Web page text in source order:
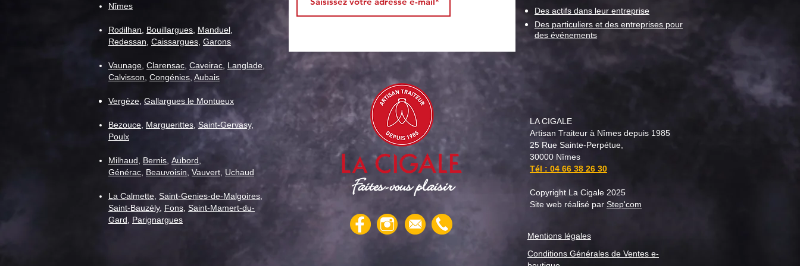
senior" pour la semaine du 11
senior" pour la semaine du 28
juillet
Nîmes
Rodilhan Bouillargues Manduel
Redessan Caissargues Garons
Vaunage Clarensac Caveirac Langlade
Calvisson Congénies Aubais
Vergèze Gallargues le Montueux
Bezouce Marguerittes Saint-Gervasy,
Poulx
Milhaud Bernis Aubord
Générac Beauvoisin Vauvert Uchaud
La Calmette Saint-Genies-de-Malgoires
Saint-Bauzély, Fons Saint-Mamert-du-
Gard
Parignargues
Faites-vous plaisir
Des actifs dans leur entreprise
Des particuliers et des entreprises pour
des événements
LA CIGALE
Artisan Traiteur à Nîmes depuis 1985
25 Rue Sainte-Perpétue,
30000 Nîmes
Tél : 04 66 38 26 30
Copyright La Cigale 2025
Site web réalisé par Step'com
Mentions légales
Conditions Générales de Ventes e-